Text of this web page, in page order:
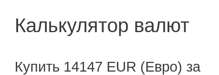
Калькулятор валют
Купить 14147 EUR (Евро) за